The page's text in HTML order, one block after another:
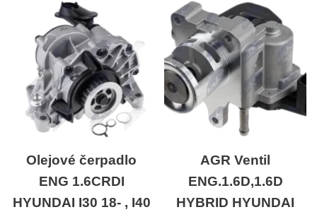
Olejové čerpadlo
ENG 1.6CRDI
HYUNDAI I30 18- , I40
AGR Ventil
ENG.1.6D,1.6D
HYBRID HYUNDAI